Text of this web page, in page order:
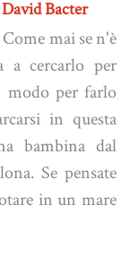
Bacter
mai se n'è
a cercarlo per
modo per farlo
in questa
bambina dal
Se pensate
in un mare